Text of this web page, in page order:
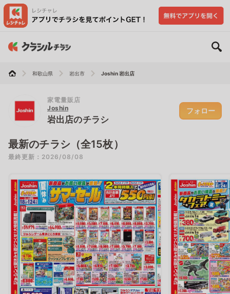
和歌山県 岩出市 Joshin 岩出店
家電量販店
Joshin
岩出店のチラシ
フォロー
最新のチラシ（全15枚）
最終更新：2026/08/08